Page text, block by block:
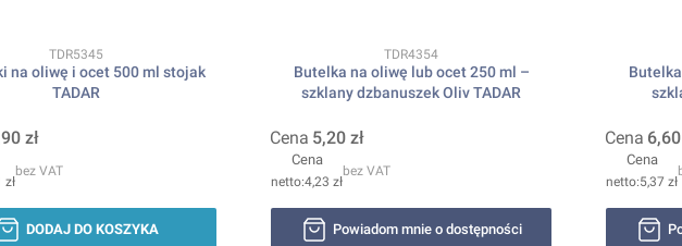
Kod produktu
TDR5345
na oliwę i ocet 500 ml stojak
TADAR
zł
zł
bez VAT
DODAJ DO KOSZYKA
Kod produktu
TDR4354
Butelka na oliwę lub ocet 250 ml –
szklany dzbanuszek Oliv TADAR
Cena 5,20 zł
Cena
4,23 zł
bez VAT
Powiadom mnie o dostępności
Cena
Cena
5,37 zł